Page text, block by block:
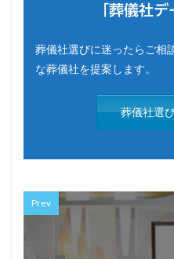
「葬儀社デ
葬儀社選びに迷ったらご相
な葬儀社を提案します。
葬儀社選
Prev